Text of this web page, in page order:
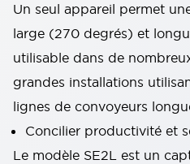
Un seul appareil permet
large (270 degrés) et
utilisable dans de
grandes installations
lignes de convoyeurs
Concilier productivité et
Le modèle SE2L est un